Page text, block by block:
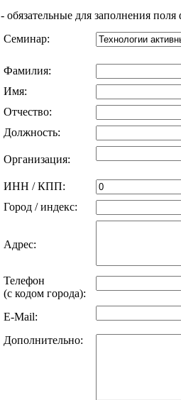
- обязательные для заполнения
Cеминар:
Фамилия:
Имя:
Отчество:
Должность:
Организация:
ИНН / КПП:
Город / индекс:
Адрес:
Телефон
(с кодом города):
E-Mail:
Дополнительно: